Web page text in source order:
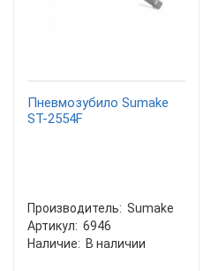
Пневмозубило Sumake
ST-2554F
Производитель: Sumake
Артикул: 6946
Наличие: В наличии